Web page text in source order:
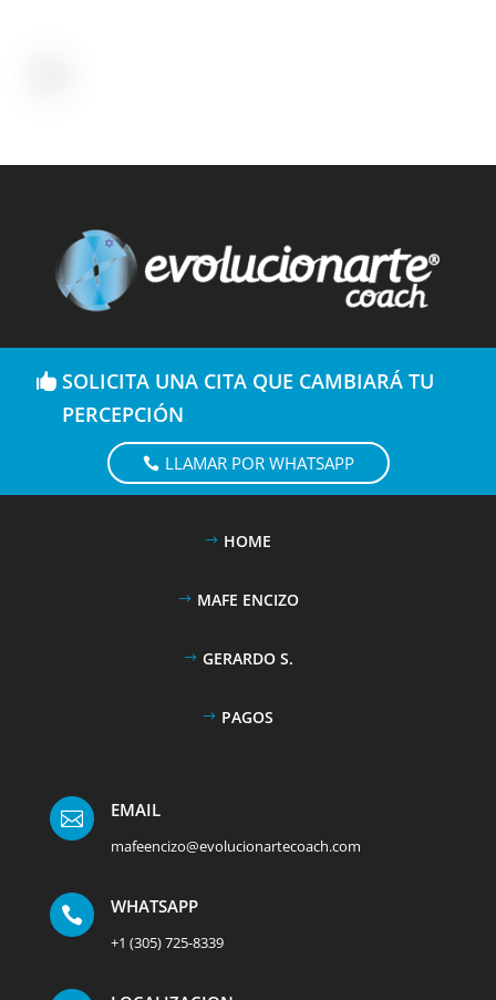
SOLICITA UNA CITA QUE CAMBIARÁ TU
PERCEPCIÓN
LLAMAR POR WHATSAPP
HOME
MAFE ENCIZO
GERARDO S.
PAGOS
 EMAIL
mafeencizo@evolucionartecoach.com
 WHATSAPP
+1 (305) 725-8339